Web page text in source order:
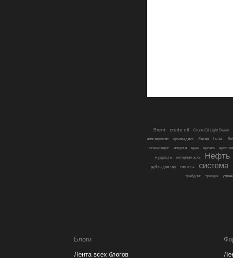
Brent crude oil Crude Oil Light Sweet
апокалипсис
армагеддон базар бакс
инвестиции
интриги крах кризис
мудрость нетерпимость Нефть
рубль доллар сигналы система
трейдниг тренды
Блоги
Лента всех блогов